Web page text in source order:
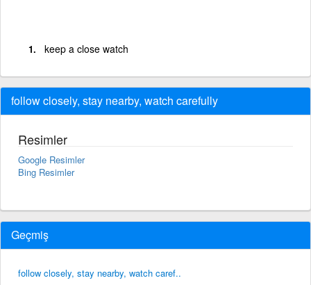
keep a close watch
follow closely, stay nearby, watch carefully
Resimler
Google Resimler
Bing Resimler
Geçmiş
follow closely, stay nearby, watch caref..